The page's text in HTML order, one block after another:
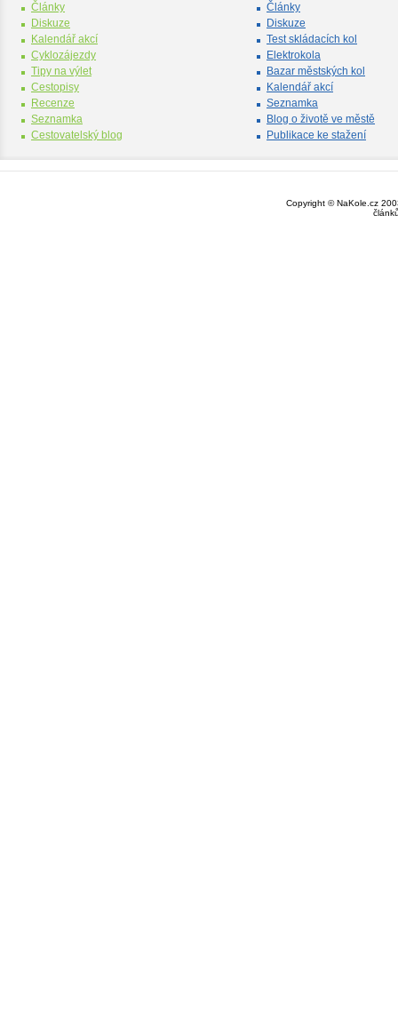
Články
Diskuze
Kalendář akcí
Cyklozájezdy
Tipy na výlet
Cestopisy
Recenze
Seznamka
Cestovatelský blog
Články
Diskuze
Test skládacích kol
Elektrokola
Bazar městských kol
Kalendář akcí
Seznamka
Blog o životě ve městě
Publikace ke stažení
Copyright © NaKole.cz